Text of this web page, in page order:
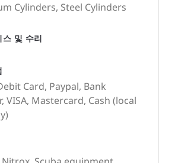
Cylinders, Steel Cylinders
스 및 수리
Card, Paypal, Bank
VISA, Mastercard, Cash (local